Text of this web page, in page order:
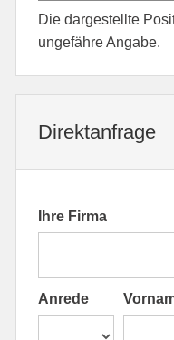
Die dargestellte
ungefähre Angabe.
Direktanfrage
Ihre Firma
Anrede